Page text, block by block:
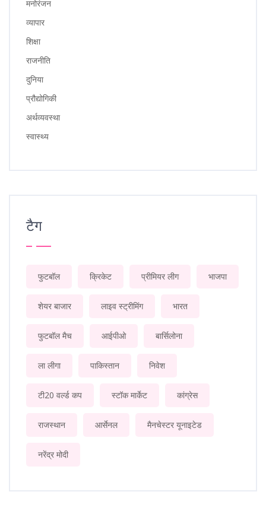
मनोरंजन
व्यापार
शिक्षा
राजनीति
दुनिया
प्रौद्योगिकी
अर्थव्यवस्था
स्वास्थ्य
टैग
फुटबॉल क्रिकेट प्रीमियर लीग भाजपा
शेयर बाजार लाइव स्ट्रीमिंग भारत
फुटबॉल मैच आईपीओ बार्सिलोना
ला लीगा पाकिस्तान निवेश
टी20 वर्ल्ड कप स्टॉक मार्केट कांग्रेस
राजस्थान आर्सेनल मैनचेस्टर यूनाइटेड
नरेंद्र मोदी